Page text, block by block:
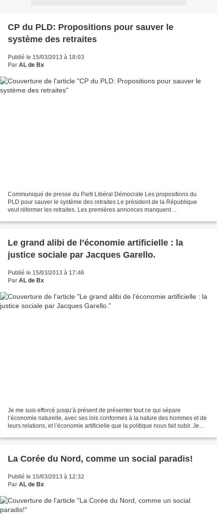
CP du PLD: Propositions pour sauver le
système des retraites
Publié le 15/03/2013 à 18:03
Par AL de Bx
Communiqué de presse du Parti Libéral Démocrate Les propositions du
PLD pour sauver le système des retraites Le président de la République
veut réformer les retraites. Les premières annonces manquent
Le grand alibi de l’économie artificielle : la
justice sociale par Jacques Garello.
Publié le 15/03/2013 à 17:46
Par AL de Bx
Je me suis efforcé jusqu’à présent de présenter tout ce qui sépare
l’économie naturelle, avec ses lois conformes à la nature des hommes et de
leurs relations, et l’économie artificielle que la politique nous fait subir. Je
La Corée du Nord, comme un social paradis!
Publié le 15/03/2013 à 12:32
Par AL de Bx